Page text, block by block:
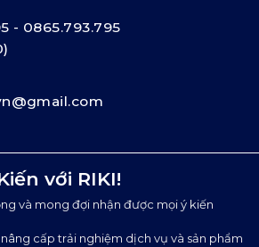
- 0865.793.795
với RIKI!
và mong đợi nhận được mọi ý kiến
cấp trải nghiệm dịch vụ và sản phẩm